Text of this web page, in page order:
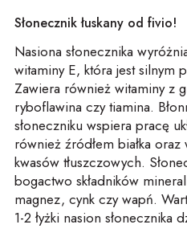
Słonecznik łuskany od fivio!
Nasiona słonecznika
witaminy E, która jest silnym
Zawiera również witaminy z
ryboflawina czy tiamina.
słoneczniku wspiera pracę
również źródłem białka
kwasów tłuszczowych.
bogactwo składników
magnez, cynk czy wapń.
1-2 łyżki nasion słonecznika